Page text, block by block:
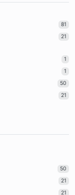
81
21
1
1
50
21
50
21
21